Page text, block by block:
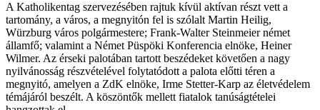
A Katholikentag szervezésében rajtuk kívül aktívan részt vett a
tartomány, a város, a megnyitón fel is szólalt Martin Heilig,
Würzburg város polgármestere; Frank-Walter Steinmeier német
államfő; valamint a Német Püspöki Konferencia elnöke, Heiner
Wilmer. Az érseki palotában tartott beszédeket követően a nagy
nyilvánosság részvételével folytatódott a palota előtti téren a
megnyitó, amelyen a ZdK elnöke, Irme Stetter-Karp az életvédelem
témájáról beszélt. A köszöntők mellett fiatalok tanúságtételei